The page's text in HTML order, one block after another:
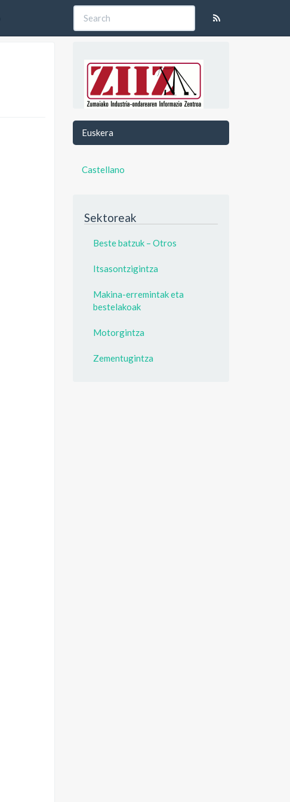
Euskera
Castellano
Sektoreak
Beste batzuk – Otros
Itsasontzigintza
Makina-erremintak eta
bestelakoak
Motorgintza
Zementugintza